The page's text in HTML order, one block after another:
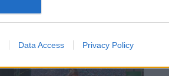
Data Access Privacy Policy